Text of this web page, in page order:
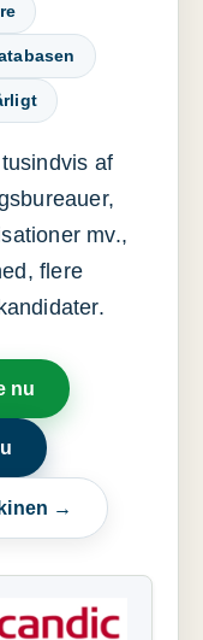
af
mv.,
flere
nu
→